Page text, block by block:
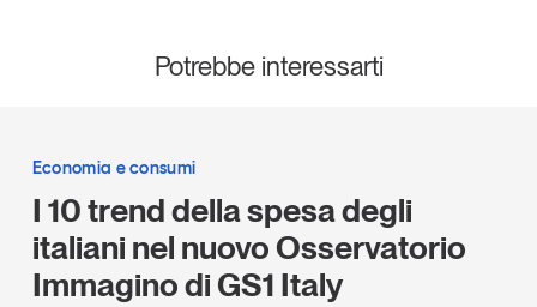
Potrebbe interessarti
Economia e consumi
I 10 trend della spesa degli
italiani nel nuovo Osservatorio
Immagino di GS1 Italy